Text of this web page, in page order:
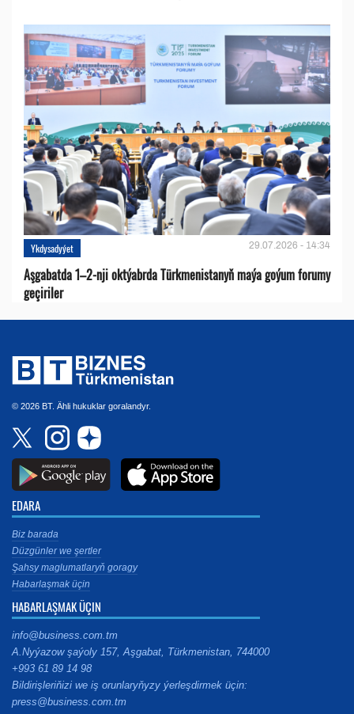
Ykdysadyýet 29.07.2026 - 14:34
Aşgabatda 1–2-nji oktýabrda Türkmenistanyň maýa goýum forumy
geçiriler
© 2026 BT. Ähli hukuklar goralandyr.
EDARA
Biz barada
Düzgünler we şertler
Şahsy maglumatlaryň goragy
Habarlaşmak üçin
HABARLAŞMAK ÜÇIN
info@business.com.tm
A.Nyýazow şaýoly 157, Aşgabat, Türkmenistan, 744000
+993 61 89 14 98
Bildirişleriňizi we iş orunlaryňyzy ýerleşdirmek üçin:
press@business.com.tm